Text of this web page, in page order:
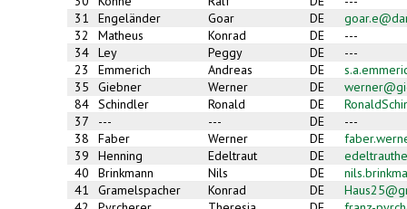
31
Engeländer Goar DE
32
Matheus Konrad DE
---
34 Ley Peggy DE
---
23
Emmerich Andreas DE
35
Giebner Werner DE
84 Schindler Ronald DE
37
--- --- DE
---
38
Faber Werner DE
39
Henning Edeltraut DE
40
Brinkmann Nils DE
41
Gramelspacher Konrad DE